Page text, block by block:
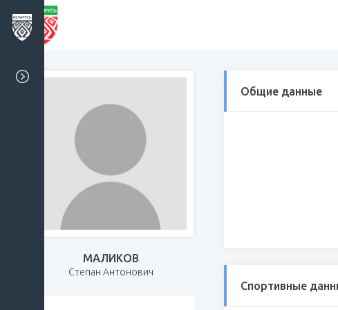
МАЛИКОВ
Степан Антонович
Общие данные
Спортивные